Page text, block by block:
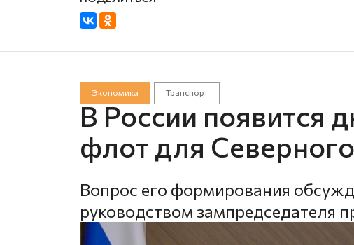
Экономика Транспорт
В России появится
флот для
Вопрос его формирования
руководством зампредседателя